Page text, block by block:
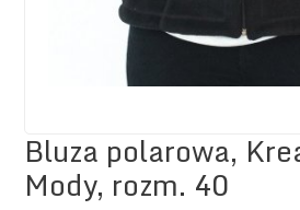
Bluza polarowa,
Mody, rozm. 40